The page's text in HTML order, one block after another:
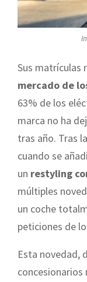
Sus matrículas
mercado de
63% de los
marca no ha
tras año. Tras
cuando se
un restyling
múltiples
un coche
peticiones de
Esta novedad,
concesionarios